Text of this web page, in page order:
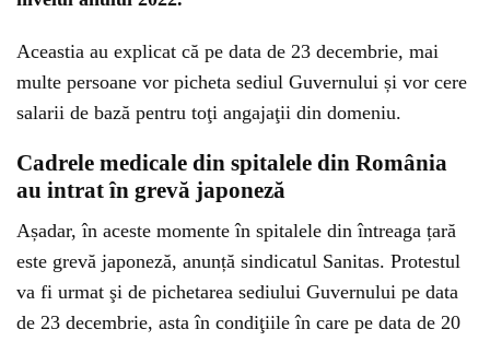
Aceastia au explicat că pe data de 23 decembrie, mai
multe persoane vor picheta sediul Guvernului și vor cere
salarii de bază pentru toţi angajaţii din domeniu.
Cadrele medicale din spitalele din România
au intrat în grevă japoneză
Așadar, în aceste momente în spitalele din întreaga țară
este grevă japoneză, anunță sindicatul Sanitas. Protestul
va fi urmat şi de pichetarea sediului Guvernului pe data
de 23 decembrie, asta în condiţiile în care pe data de 20